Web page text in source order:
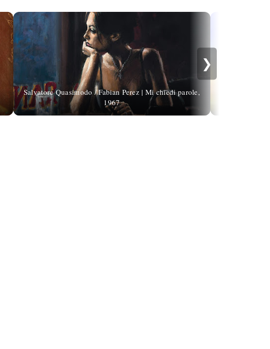
Salvatore Quasimodo / Fabian Perez | Mi chiedi parole,
1967
❯